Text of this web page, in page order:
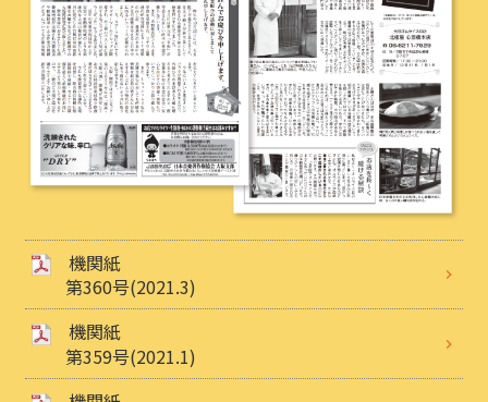
機関紙
第360号(2021.3)
機関紙
第359号(2021.1)